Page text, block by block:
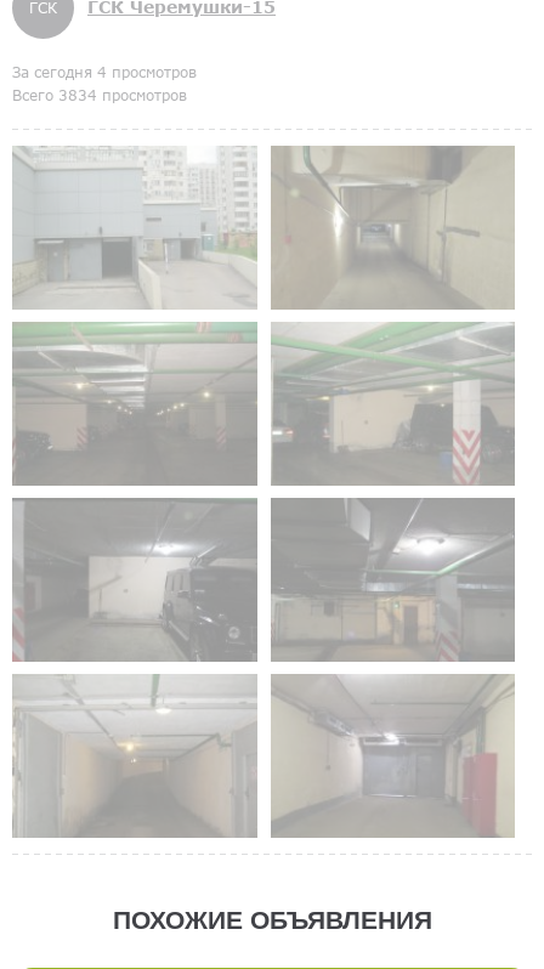
ГСК ГСК Черемушки-15
За сегодня 4 просмотров
Всего 3834 просмотров
ПОХОЖИЕ ОБЪЯВЛЕНИЯ